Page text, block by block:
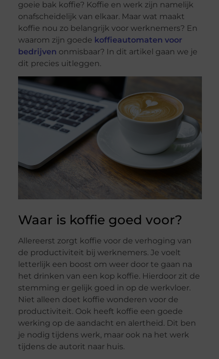
goeie bak koffie? Koffie en werk zijn namelijk
onafscheidelijk van elkaar. Maar wat maakt
koffie nou zo belangrijk voor werknemers? En
waarom zijn goede koffieautomaten voor
bedrijven onmisbaar? In dit artikel gaan we je
dit precies uitleggen.
Waar is koffie goed voor?
Allereerst zorgt koffie voor de verhoging van
de productiviteit bij werknemers. Je voelt
letterlijk een boost om weer door te gaan na
het drinken van een kop koffie. Hierdoor zit de
stemming er gelijk goed in op de werkvloer.
Niet alleen doet koffie wonderen voor de
productiviteit. Ook heeft koffie een goede
werking op de aandacht en alertheid. Dit ben
je nodig tijdens werk, maar ook na het werk
tijdens de autorit naar huis.